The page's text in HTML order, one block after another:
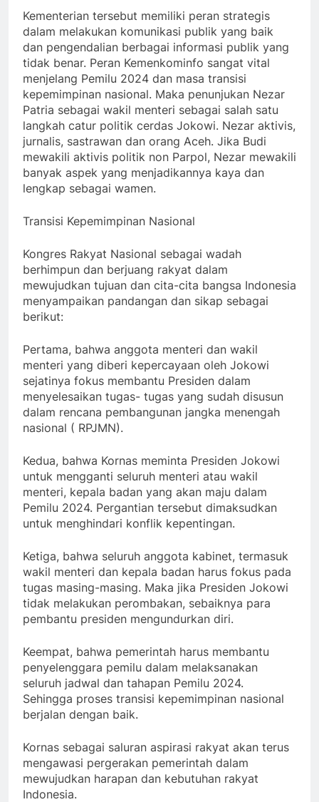
Kementerian tersebut memiliki peran strategis
dalam melakukan komunikasi publik yang baik
dan pengendalian berbagai informasi publik yang
tidak benar. Peran Kemenkominfo sangat vital
menjelang Pemilu 2024 dan masa transisi
kepemimpinan nasional. Maka penunjukan Nezar
Patria sebagai wakil menteri sebagai salah satu
langkah catur politik cerdas Jokowi. Nezar aktivis,
jurnalis, sastrawan dan orang Aceh. Jika Budi
mewakili aktivis politik non Parpol, Nezar mewakili
banyak aspek yang menjadikannya kaya dan
lengkap sebagai wamen.
Transisi Kepemimpinan Nasional
Kongres Rakyat Nasional sebagai wadah
berhimpun dan berjuang rakyat dalam
mewujudkan tujuan dan cita-cita bangsa Indonesia
menyampaikan pandangan dan sikap sebagai
berikut:
Pertama, bahwa anggota menteri dan wakil
menteri yang diberi kepercayaan oleh Jokowi
sejatinya fokus membantu Presiden dalam
menyelesaikan tugas- tugas yang sudah disusun
dalam rencana pembangunan jangka menengah
nasional ( RPJMN).
Kedua, bahwa Kornas meminta Presiden Jokowi
untuk mengganti seluruh menteri atau wakil
menteri, kepala badan yang akan maju dalam
Pemilu 2024. Pergantian tersebut dimaksudkan
untuk menghindari konflik kepentingan.
Ketiga, bahwa seluruh anggota kabinet, termasuk
wakil menteri dan kepala badan harus fokus pada
tugas masing-masing. Maka jika Presiden Jokowi
tidak melakukan perombakan, sebaiknya para
pembantu presiden mengundurkan diri.
Keempat, bahwa pemerintah harus membantu
penyelenggara pemilu dalam melaksanakan
seluruh jadwal dan tahapan Pemilu 2024.
Sehingga proses transisi kepemimpinan nasional
berjalan dengan baik.
Kornas sebagai saluran aspirasi rakyat akan terus
mengawasi pergerakan pemerintah dalam
mewujudkan harapan dan kebutuhan rakyat
Indonesia.